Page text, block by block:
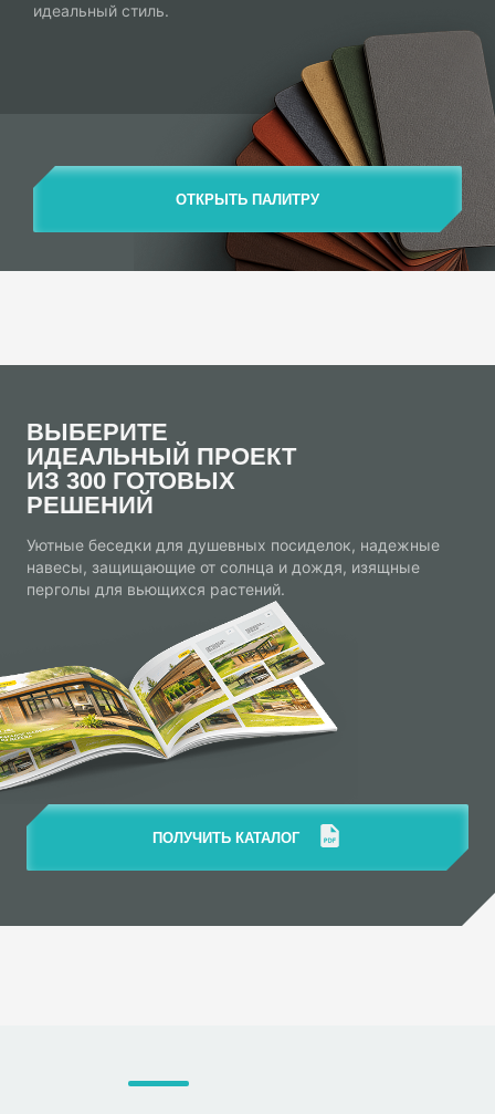
идеальный стиль.
ОТКРЫТЬ ПАЛИТРУ
ВЫБЕРИТЕ
ИДЕАЛЬНЫЙ ПРОЕКТ
ИЗ 300 ГОТОВЫХ
РЕШЕНИЙ
Уютные беседки для душевных посиделок, надежные
навесы, защищающие от солнца и дождя, изящные
перголы для вьющихся растений.
ПОЛУЧИТЬ КАТАЛОГ